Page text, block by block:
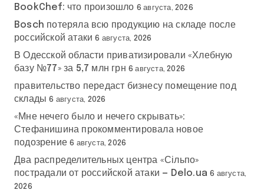
BookChef: что произошло 6 августа, 2026
Bosch потеряла всю продукцию на складе после
российской атаки 6 августа, 2026
В Одесской области приватизировали «Хлебную
базу №77» за 5,7 млн грн 6 августа, 2026
правительство передаст бизнесу помещение под
склады 6 августа, 2026
«Мне нечего было и нечего скрывать»:
Стефанишина прокомментировала новое
подозрение 6 августа, 2026
Два распределительных центра «Сільпо»
пострадали от российской атаки — Delo.ua 6 августа,
2026